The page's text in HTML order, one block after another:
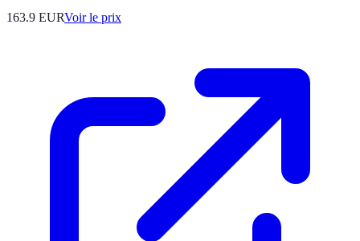
163.9 EURVoir le prix